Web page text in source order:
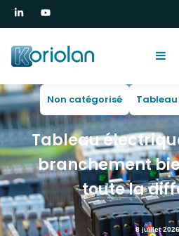
Non catégorisé
Tableau
branchement
toute la
8 juillet 2026